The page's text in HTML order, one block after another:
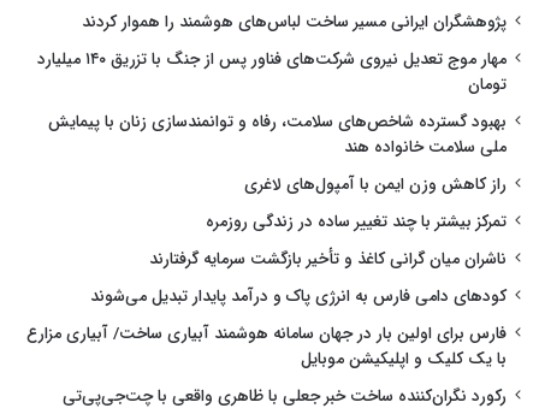
پژوهشگران ایرانی مسیر ساخت لباس‌های هوشمند را هموار کردند
مهار موج تعدیل نیروی شرکت‌های فناور پس از جنگ با تزریق ۱۴۰ میلیارد
تومان
بهبود گسترده شاخص‌های سلامت، رفاه و توانمندسازی زنان با پیمایش
ملی سلامت خانواده هند
راز کاهش وزن ایمن با آمپول‌های لاغری
تمرکز بیشتر با چند تغییر ساده در زندگی روزمره
ناشران میان گرانی کاغذ و تأخیر بازگشت سرمایه گرفتارند
کودهای دامی فارس به انرژی پاک و درآمد پایدار تبدیل می‌شوند
فارس برای اولین بار در جهان سامانه هوشمند آبیاری ساخت/ آبیاری مزارع
با یک کلیک و اپلیکیشن موبایل
رکورد نگران‌کننده ساخت خبر جعلی با ظاهری واقعی با چت‌جی‌پی‌تی